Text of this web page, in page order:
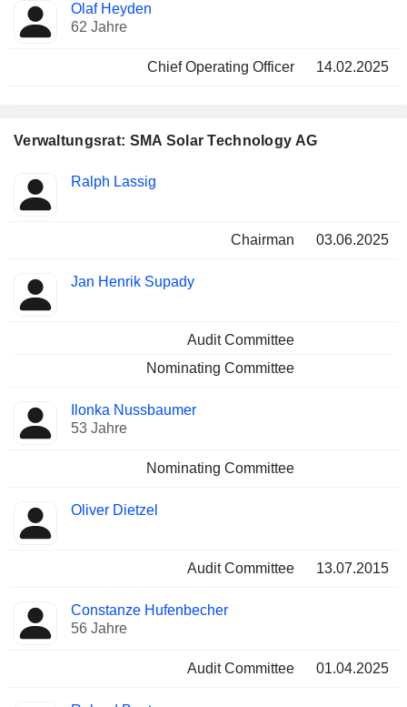
Olaf Heyden
62 Jahre
Chief Operating Officer 14.02.2025
Verwaltungsrat: SMA Solar Technology AG
Verwaltungsratsmitglied
Ralph Lassig
Chairman 03.06.2025
Jan Henrik Supady
Audit Committee
Nominating Committee
Ilonka Nussbaumer
53 Jahre
Nominating Committee
Oliver Dietzel
Audit Committee 13.07.2015
Constanze Hufenbecher
56 Jahre
Audit Committee 01.04.2025